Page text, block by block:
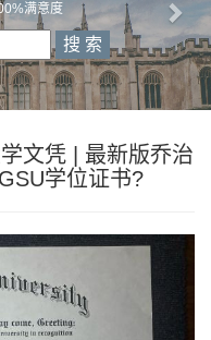
满意度
文凭 | 最新版乔治
学位证书?